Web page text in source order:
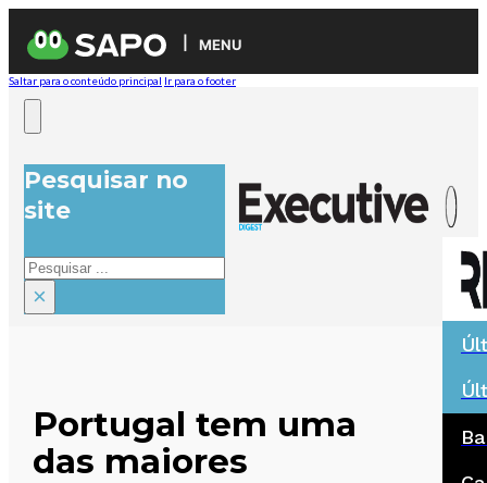
MENU
Saltar para o conteúdo principal Ir para o footer
Pesquisar no
site
Pesquisar
×
Portugal tem uma
das maiores